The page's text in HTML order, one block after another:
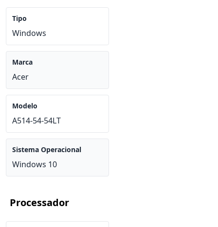
Tipo
Windows
Marca
Acer
Modelo
A514-54-54LT
Sistema Operacional
Windows 10
Processador